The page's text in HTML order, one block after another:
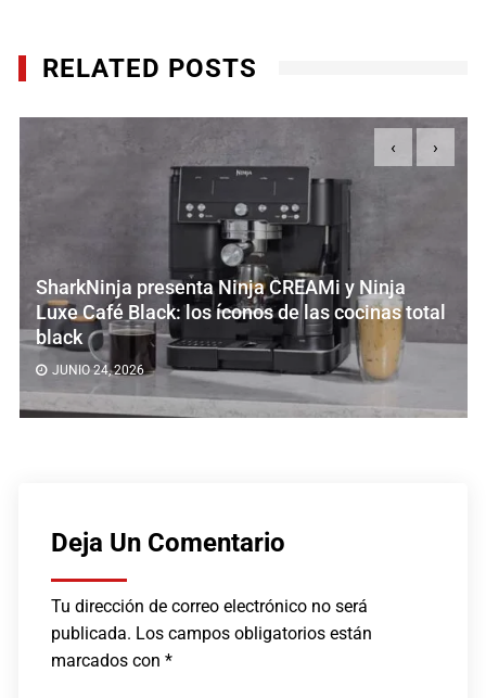
RELATED POSTS
SharkNinja presenta Ninja CREAMi y Ninja
Luxe Café Black: los íconos de las cocinas total
black
JUNIO 24, 2026
‹ ›
Deja Un Comentario
Tu dirección de correo electrónico no será
publicada. Los campos obligatorios están
marcados con*